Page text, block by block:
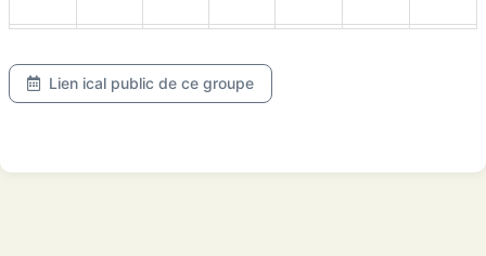
Lien ical public de ce groupe